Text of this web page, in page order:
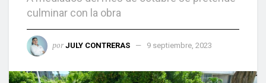
culminar con la obra
por JULY CONTRERAS 9 septiembre, 2023